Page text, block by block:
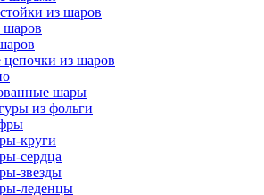
из шаров
шаров
цепочки из шаров
шары
из фольги
круги
сердца
звезды
леденцы